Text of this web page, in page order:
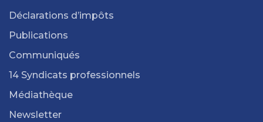
Déclarations d’impôts
Publications
Communiqués
14 Syndicats professionnels
Médiathèque
Newsletter